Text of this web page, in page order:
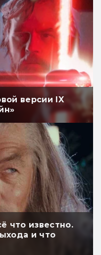
версии IX
что известно.
и что